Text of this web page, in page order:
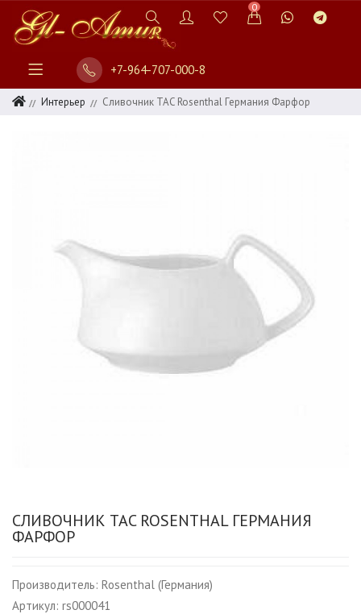
0
+7-964-707-000-8
Интерьер Сливочник TAC Rosenthal Германия Фарфор
СЛИВОЧНИК TAC ROSENTHAL ГЕРМАНИЯ
ФАРФОР
Производитель: Rosenthal (Германия)
Артикул: rs000041